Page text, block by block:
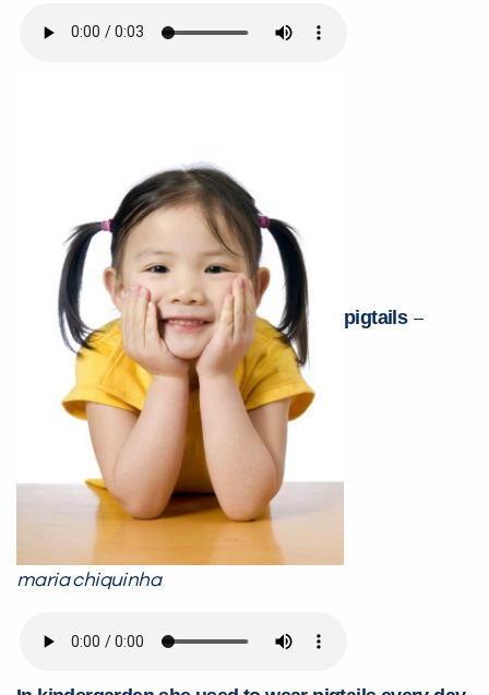
pigtails –
maria chiquinha